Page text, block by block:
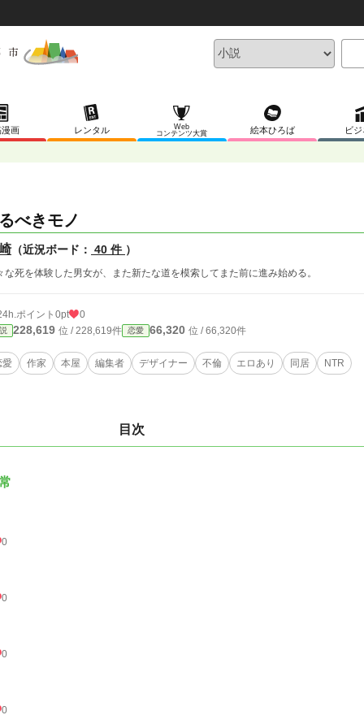
画 レンタル
Web
コンテンツ大賞
絵本ひろば ビジ
べきモノ
（近況ボード： 40 件 ）
な死を体験した男女が、また新たな道を模索してまた前に進み始める。
ポイント 0pt 0
228,619 位 / 228,619件 恋愛 66,320 位 / 66,320件
愛 作家 本屋 編集者 デザイナー 不倫 エロあり 同居 NTR
目次
0
0
0
0